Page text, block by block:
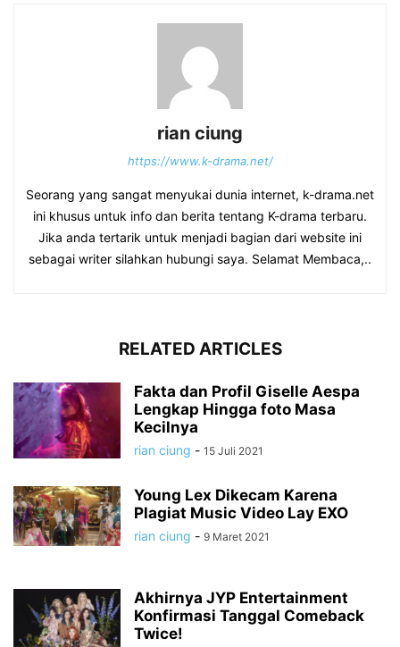
rian ciung
https://www.k-drama.net/
Seorang yang sangat menyukai dunia internet, k-drama.net
ini khusus untuk info dan berita tentang K-drama terbaru.
Jika anda tertarik untuk menjadi bagian dari website ini
sebagai writer silahkan hubungi saya. Selamat Membaca,..
RELATED ARTICLES
Fakta dan Profil Giselle Aespa
Lengkap Hingga foto Masa
Kecilnya
rian ciung - 15 Juli 2021
Young Lex Dikecam Karena
Plagiat Music Video Lay EXO
rian ciung - 9 Maret 2021
Akhirnya JYP Entertainment
Konfirmasi Tanggal Comeback
Twice!